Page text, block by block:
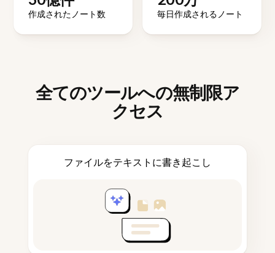
作成されたノート数 毎日作成されるノート
全てのツールへの無制限ア
クセス
ファイルをテキストに書き起こし